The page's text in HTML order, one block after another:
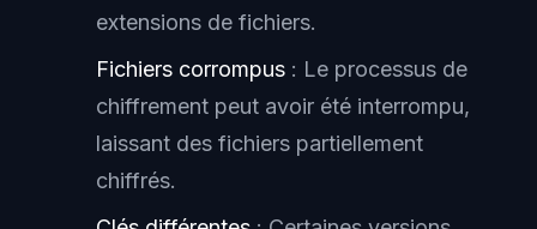
extensions de fichiers.
Fichiers corrompus : Le processus de
chiffrement peut avoir été interrompu,
laissant des fichiers partiellement
chiffrés.